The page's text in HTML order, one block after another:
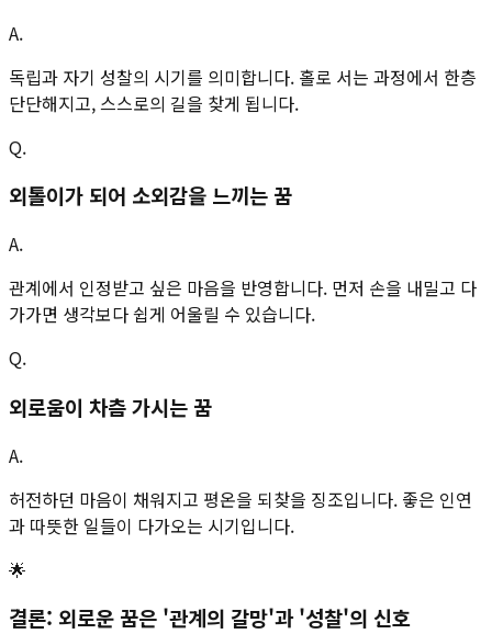
A.
독립과 자기 성찰의 시기를 의미합니다. 홀로 서는 과정에서 한층
단단해지고, 스스로의 길을 찾게 됩니다.
Q.
외톨이가 되어 소외감을 느끼는 꿈
A.
관계에서 인정받고 싶은 마음을 반영합니다. 먼저 손을 내밀고 다
가가면 생각보다 쉽게 어울릴 수 있습니다.
Q.
외로움이 차츰 가시는 꿈
A.
허전하던 마음이 채워지고 평온을 되찾을 징조입니다. 좋은 인연
과 따뜻한 일들이 다가오는 시기입니다.
🌟
결론: 외로운 꿈은 '관계의 갈망'과 '성찰'의 신호